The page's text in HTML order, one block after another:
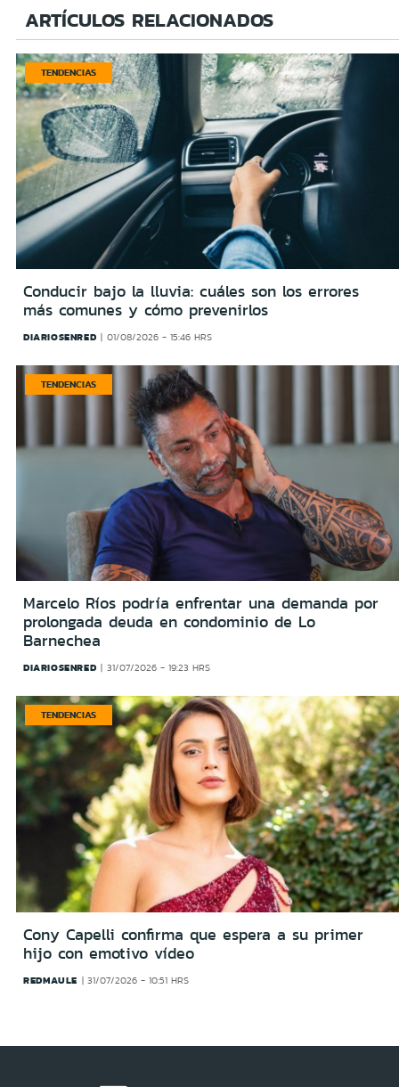
ARTÍCULOS RELACIONADOS
TENDENCIAS
Conducir bajo la lluvia: cuáles son los errores
más comunes y cómo prevenirlos
DIARIOSENRED 01/08/2026 - 15:46 HRS
TENDENCIAS
Marcelo Ríos podría enfrentar una demanda por
prolongada deuda en condominio de Lo
Barnechea
DIARIOSENRED 31/07/2026 - 19:23 HRS
TENDENCIAS
Cony Capelli confirma que espera a su primer
hijo con emotivo vídeo
REDMAULE 31/07/2026 - 10:51 HRS